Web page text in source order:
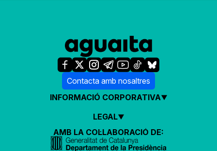
Contacta amb nosaltres
INFORMACIÓ CORPORATIVA
LEGAL
AMB LA COL·LABORACIÓ DE: